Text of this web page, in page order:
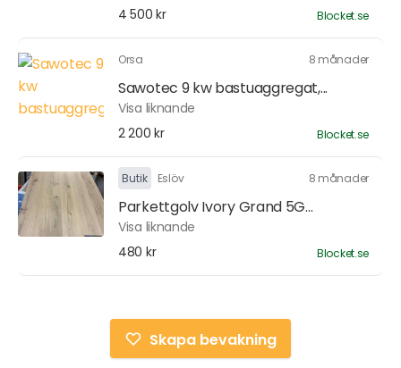
4 500 kr
Blocket.se
Orsa 8 månader
Sawotec 9 kw bastuaggregat,...
Visa liknande
2 200 kr
Blocket.se
Butik Eslöv 8 månader
Parkettgolv Ivory Grand 5G...
Visa liknande
480 kr
Blocket.se
Skapa bevakning